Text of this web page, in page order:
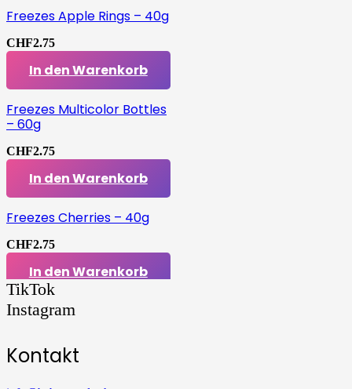
Freezes Apple Rings – 40g
CHF2.75
In den Warenkorb
Freezes Multicolor Bottles
– 60g
CHF2.75
In den Warenkorb
Freezes Cherries – 40g
CHF2.75
In den Warenkorb
TikTok
Instagram
Kontakt